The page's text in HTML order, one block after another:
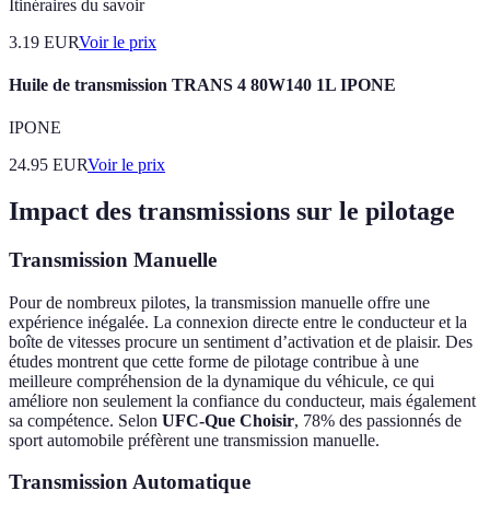
Itinéraires du savoir
3.19 EURVoir le prix
Huile de transmission TRANS 4 80W140 1L IPONE
IPONE
24.95 EURVoir le prix
Impact des transmissions sur le pilotage
Transmission Manuelle
Pour de nombreux pilotes, la transmission manuelle offre une
expérience inégalée. La connexion directe entre le conducteur et la
boîte de vitesses procure un sentiment d’activation et de plaisir. Des
études montrent que cette forme de pilotage contribue à une
meilleure compréhension de la dynamique du véhicule, ce qui
améliore non seulement la confiance du conducteur, mais également
sa compétence. Selon UFC-Que Choisir, 78% des passionnés de
sport automobile préfèrent une transmission manuelle.
Transmission Automatique